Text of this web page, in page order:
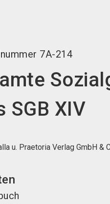
7A-214
SGB XIV
u. Praetoria Verlag GmbH &